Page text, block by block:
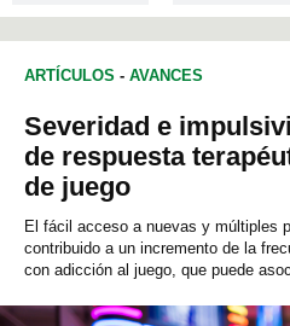
ARTÍCULOS - AVANCES
Severidad e
de respuesta
de juego
El fácil acceso a nuevas y múltiples
contribuido a un incremento de la
con adicción al juego, que puede